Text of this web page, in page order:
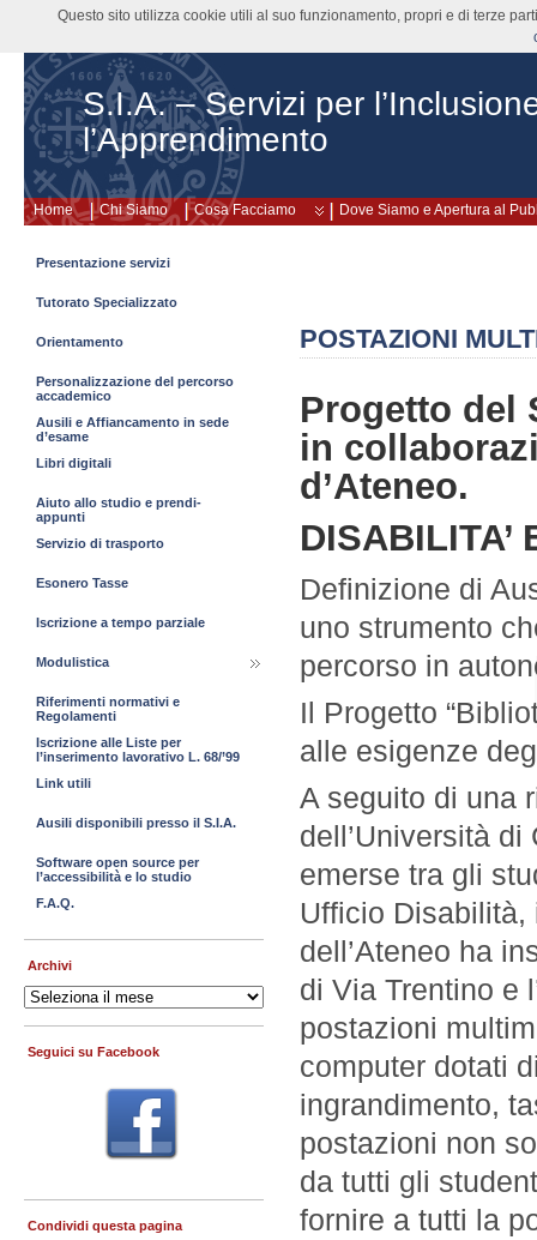
S.I.A. – Servizi per
l’Apprendimento
Home Chi Siamo Cosa Facciamo Dove Siamo e Apertura al
POSTAZIONI
Progetto del
in
d’Ateneo.
DISABILITA’
Definizione di
uno strumento
percorso in
Il Progetto
alle esigenze
A seguito di una
dell’Università
emerse tra gli
Ufficio
dell’Ateneo ha
di Via Trentino e
postazioni
computer dotati
ingrandimento,
postazioni non
da tutti gli
fornire a tutti la
Presentazione servizi
Tutorato Specializzato
Orientamento
Personalizzazione del percorso
accademico
Ausili e Affiancamento in sede
d’esame
Libri digitali
Aiuto allo studio e prendi-
appunti
Servizio di trasporto
Esonero Tasse
Iscrizione a tempo parziale
Modulistica
Riferimenti normativi e
Regolamenti
Iscrizione alle Liste per
l’inserimento lavorativo L. 68/’99
Link utili
Ausili disponibili presso il S.I.A.
Software open source per
l’accessibilità e lo studio
F.A.Q.
Archivi
Archivi
Seguici su Facebook
Condividi questa pagina
Questo sito utilizza cookie utili al suo funzionamento, propri e di terze